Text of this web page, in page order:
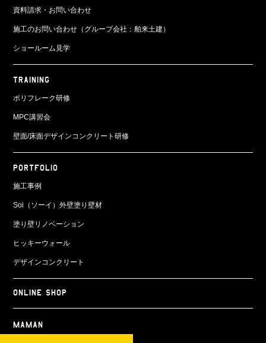
資料請求・お問い合わせ
施工のお問い合わせ（グループ会社：舶来土建）
ショールーム見学
TRAINING
ポリフレーク研修
MPC講習会
壁面/床面デザインコンクリート研修
PORTFOLIO
施工事例
Soi（ソーイ）外壁塗り壁材
塗り壁リノベーション
ヒッキーウォール
デザインコンクリート
ONLINE SHOP
Maman